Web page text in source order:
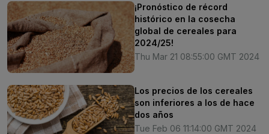
¡Pronóstico de récord
histórico en la cosecha
global de cereales para
2024/25!
Thu Mar 21 08:55:00 GMT 2024
Los precios de los cereales
son inferiores a los de hace
dos años
Tue Feb 06 11:14:00 GMT 2024